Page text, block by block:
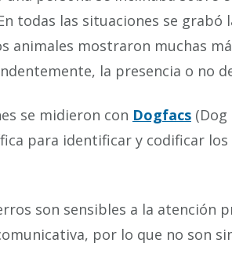
todas las situaciones se
animales mostraron muchas
la presencia o no
se midieron con Dogfacs (Dog
para identificar y codificar
son sensibles a la atención
por lo que no son